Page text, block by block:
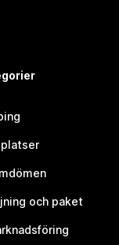
och paket